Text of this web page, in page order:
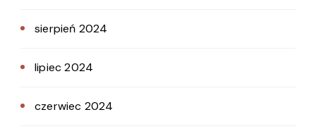
sierpień 2024
lipiec 2024
czerwiec 2024